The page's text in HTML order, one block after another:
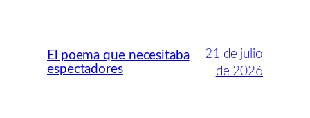
El poema que necesitaba
espectadores
21 de julio
de 2026